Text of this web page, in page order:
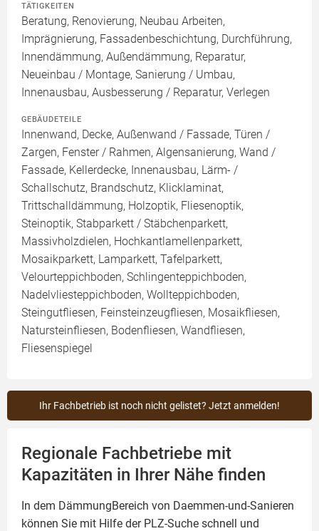
TÄTIGKEITEN
Beratung, Renovierung, Neubau Arbeiten,
Imprägnierung, Fassadenbeschichtung, Durchführung,
Innendämmung, Außendämmung, Reparatur,
Neueinbau / Montage, Sanierung / Umbau,
Innenausbau, Ausbesserung / Reparatur, Verlegen
GEBÄUDETEILE
Innenwand, Decke, Außenwand / Fassade, Türen /
Zargen, Fenster / Rahmen, Algensanierung, Wand /
Fassade, Kellerdecke, Innenausbau, Lärm- /
Schallschutz, Brandschutz, Klicklaminat,
Trittschalldämmung, Holzoptik, Fliesenoptik,
Steinoptik, Stabparkett / Stäbchenparkett,
Massivholzdielen, Hochkantlamellenparkett,
Mosaikparkett, Lamparkett, Tafelparkett,
Velourteppichboden, Schlingenteppichboden,
Nadelvliesteppichboden, Wollteppichboden,
Steingutfliesen, Feinsteinzeugfliesen, Mosaikfliesen,
Natursteinfliesen, Bodenfliesen, Wandfliesen,
Fliesenspiegel
Ihr Fachbetrieb ist noch nicht gelistet? Jetzt anmelden!
Regionale Fachbetriebe mit
Kapazitäten in Ihrer Nähe finden
In dem DämmungBereich von Daemmen-und-Sanieren
können Sie mit Hilfe der PLZ-Suche schnell und